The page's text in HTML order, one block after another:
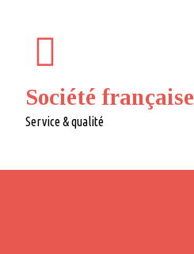
Société française
Service & qualité